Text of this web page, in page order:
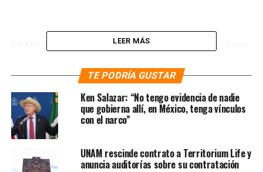
En México, cinco de cada 10 gasolineras operan con una
marcas diferentes… en la comercialización al menudeo
no significa necesariamente pérdida de la participación
de Pemex en el mercado mayorista, toda vez que una
buena parte de las ES (Estaciones de Servicio) con
marcas privadas continúa abasteciéndose de producto
Pemex”, refiere la empresa en su Plan de Negocios 2023-
2027.
LEER MÁS
TE PODRÍA GUSTAR
Ken Salazar: “No tengo evidencia de nadie
que gobierna allí, en México, tenga vínculos
con el narco”
UNAM rescinde contrato a Territorium Life y
anuncia auditorías sobre su contratación